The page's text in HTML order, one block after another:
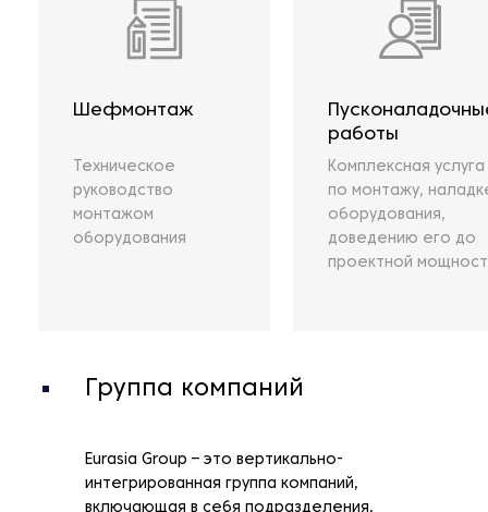
Шефмонтаж
Техническое
руководство
монтажом
оборудования
работы
Комплексная услуга
по монтажу,
оборудования,
доведению его до
проектной
Группа компаний
Eurasia Group – это вертикально-
интегрированная группа компаний,
включающая в себя подразделения,